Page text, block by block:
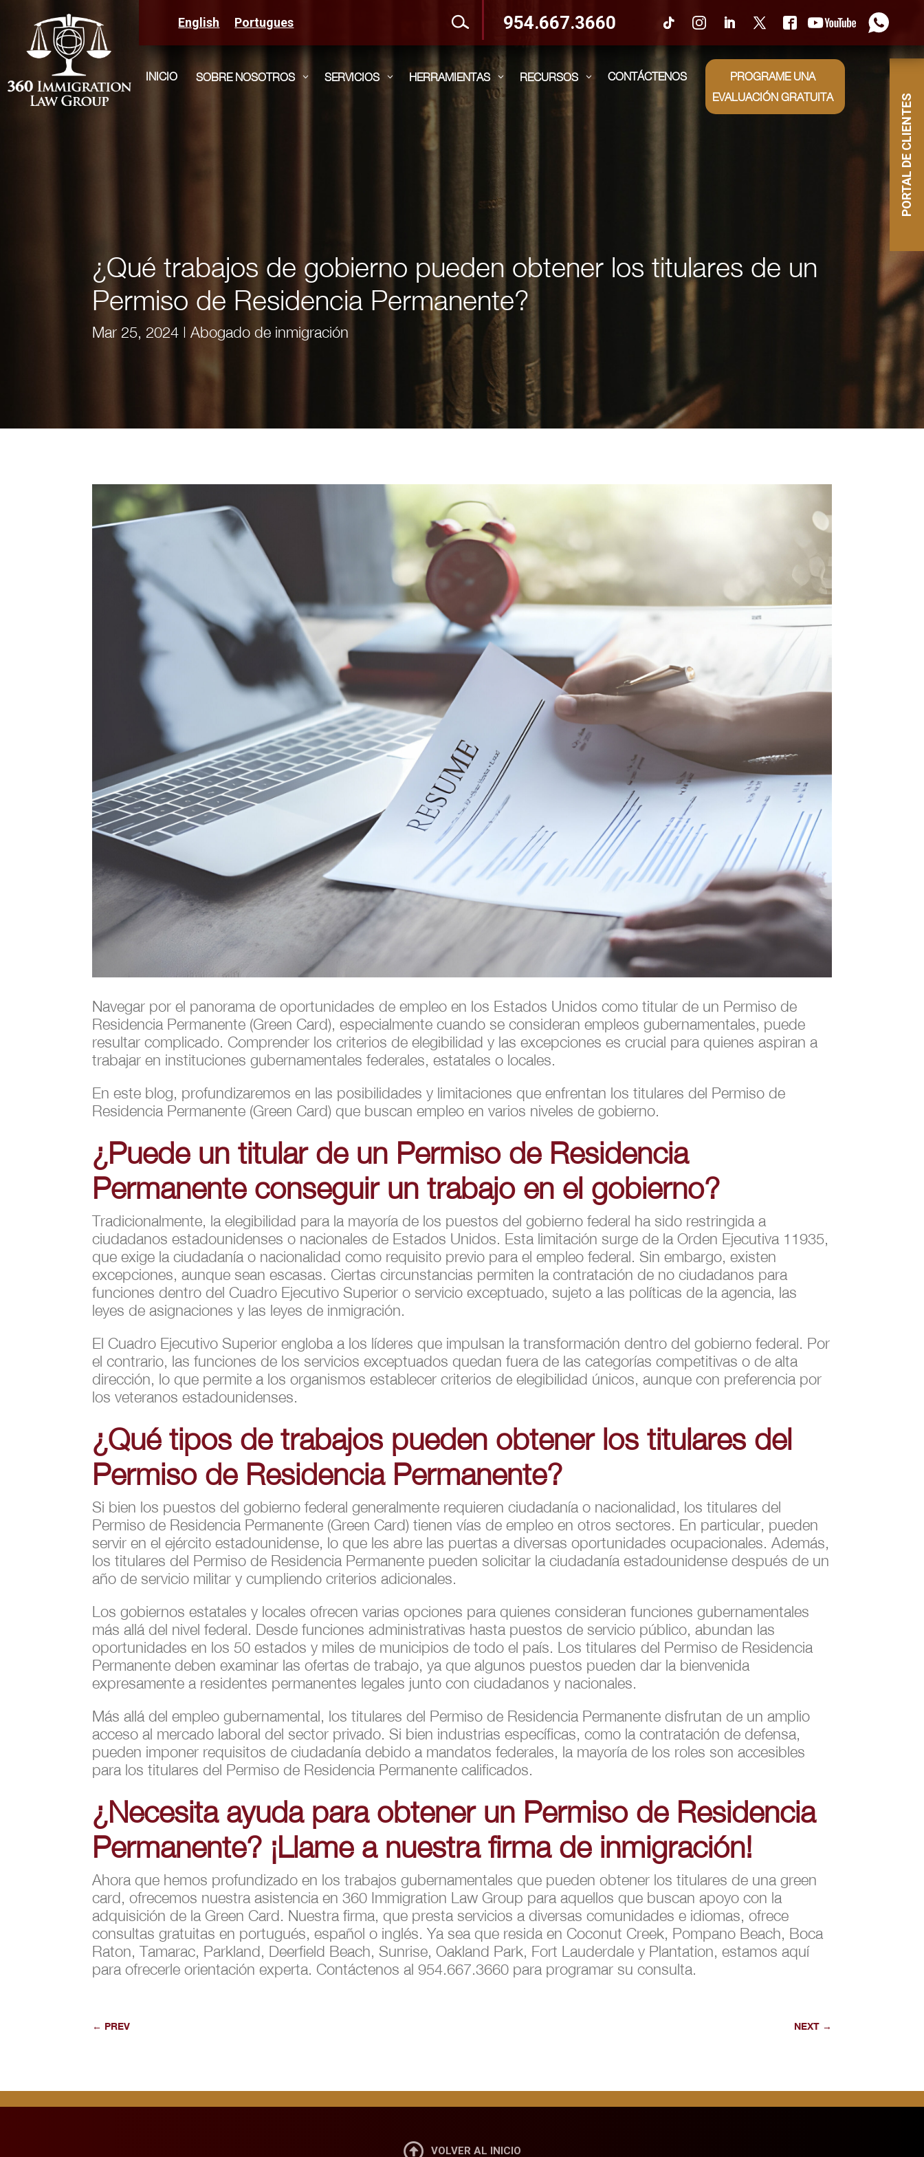
English Portugues 954.667.3660
INICIO SOBRE NOSOTROS 3 SERVICIOS 3 HERRAMIENTAS 3 RECURSOS 3 CONTÁCTENOS
PROGRAME UNA
EVALUACIÓN GRATUITA
¿Qué trabajos de gobierno pueden obtener los titulares de un
Permiso de Residencia Permanente?
Mar 25, 2024 |Abogado de inmigración
Navegar por el panorama de oportunidades de empleo en los Estados Unidos como titular de un Permiso de
Residencia Permanente (Green Card), especialmente cuando se consideran empleos gubernamentales, puede
resultar complicado. Comprender los criterios de elegibilidad y las excepciones es crucial para quienes aspiran a
trabajar en instituciones gubernamentales federales, estatales o locales.
En este blog, profundizaremos en las posibilidades y limitaciones que enfrentan los titulares del Permiso de
Residencia Permanente (Green Card) que buscan empleo en varios niveles de gobierno.
¿Puede un titular de un Permiso de Residencia
Permanente conseguir un trabajo en el gobierno?
Tradicionalmente, la elegibilidad para la mayoría de los puestos del gobierno federal ha sido restringida a
ciudadanos estadounidenses o nacionales de Estados Unidos. Esta limitación surge de la Orden Ejecutiva 11935,
que exige la ciudadanía o nacionalidad como requisito previo para el empleo federal. Sin embargo, existen
excepciones, aunque sean escasas. Ciertas circunstancias permiten la contratación de no ciudadanos para
funciones dentro del Cuadro Ejecutivo Superior o servicio exceptuado, sujeto a las políticas de la agencia, las
leyes de asignaciones y las leyes de inmigración.
El Cuadro Ejecutivo Superior engloba a los líderes que impulsan la transformación dentro del gobierno federal. Por
el contrario, las funciones de los servicios exceptuados quedan fuera de las categorías competitivas o de alta
dirección, lo que permite a los organismos establecer criterios de elegibilidad únicos, aunque con preferencia por
los veteranos estadounidenses.
¿Qué tipos de trabajos pueden obtener los titulares del
Permiso de Residencia Permanente?
Si bien los puestos del gobierno federal generalmente requieren ciudadanía o nacionalidad, los titulares del
Permiso de Residencia Permanente (Green Card) tienen vías de empleo en otros sectores. En particular, pueden
servir en el ejército estadounidense, lo que les abre las puertas a diversas oportunidades ocupacionales. Además,
los titulares del Permiso de Residencia Permanente pueden solicitar la ciudadanía estadounidense después de un
año de servicio militar y cumpliendo criterios adicionales.
Los gobiernos estatales y locales ofrecen varias opciones para quienes consideran funciones gubernamentales
más allá del nivel federal. Desde funciones administrativas hasta puestos de servicio público, abundan las
oportunidades en los 50 estados y miles de municipios de todo el país. Los titulares del Permiso de Residencia
Permanente deben examinar las ofertas de trabajo, ya que algunos puestos pueden dar la bienvenida
expresamente a residentes permanentes legales junto con ciudadanos y nacionales.
Más allá del empleo gubernamental, los titulares del Permiso de Residencia Permanente disfrutan de un amplio
acceso al mercado laboral del sector privado. Si bien industrias específicas, como la contratación de defensa,
pueden imponer requisitos de ciudadanía debido a mandatos federales, la mayoría de los roles son accesibles
para los titulares del Permiso de Residencia Permanente calificados.
¿Necesita ayuda para obtener un Permiso de Residencia
Permanente? ¡Llame a nuestra firma de inmigración!
Ahora que hemos profundizado en los trabajos gubernamentales que pueden obtener los titulares de una green
card, ofrecemos nuestra asistencia en 360 Immigration Law Group para aquellos que buscan apoyo con la
adquisición de la Green Card. Nuestra firma, que presta servicios a diversas comunidades e idiomas, ofrece
consultas gratuitas en portugués, español o inglés. Ya sea que resida en Coconut Creek, Pompano Beach, Boca
Raton, Tamarac, Parkland, Deerfield Beach, Sunrise, Oakland Park, Fort Lauderdale y Plantation, estamos aquí
para ofrecerle orientación experta. Contáctenos al 954.667.3660 para programar su consulta.
← PREV NEXT→
 VOLVER AL INICIO
PORTAL DE CLIENTES